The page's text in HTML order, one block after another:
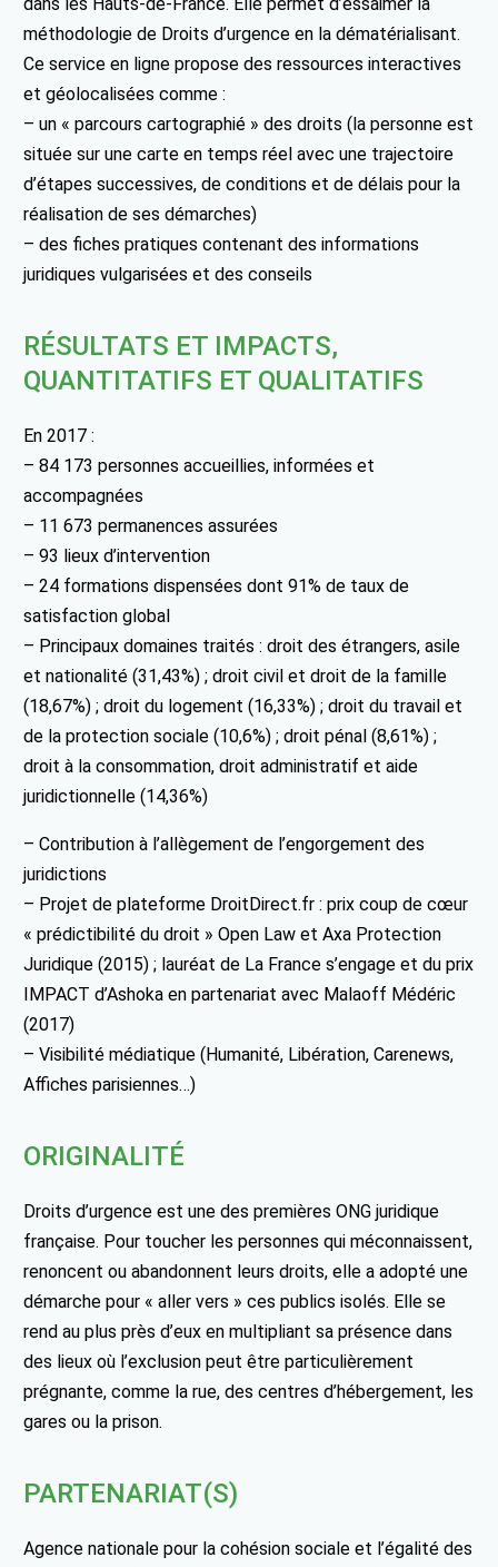
méthodologie de Droits d’urgence en la dématérialisant.
Ce service en ligne propose des ressources interactives
et géolocalisées comme :
– un « parcours cartographié » des droits (la personne est
située sur une carte en temps réel avec une trajectoire
d’étapes successives, de conditions et de délais pour la
réalisation de ses démarches)
– des fiches pratiques contenant des informations
juridiques vulgarisées et des conseils
RÉSULTATS ET IMPACTS,
QUANTITATIFS ET QUALITATIFS
En 2017 :
– 84 173 personnes accueillies, informées et
accompagnées
– 11 673 permanences assurées
– 93 lieux d’intervention
– 24 formations dispensées dont 91% de taux de
satisfaction global
– Principaux domaines traités : droit des étrangers, asile
et nationalité (31,43%) ; droit civil et droit de la famille
(18,67%) ; droit du logement (16,33%) ; droit du travail et
de la protection sociale (10,6%) ; droit pénal (8,61%) ;
droit à la consommation, droit administratif et aide
juridictionnelle (14,36%)
– Contribution à l’allègement de l’engorgement des
juridictions
– Projet de plateforme DroitDirect.fr : prix coup de cœur
« prédictibilité du droit » Open Law et Axa Protection
Juridique (2015) ; lauréat de La France s’engage et du prix
IMPACT d’Ashoka en partenariat avec Malaoff Médéric
(2017)
– Visibilité médiatique (Humanité, Libération, Carenews,
Affiches parisiennes…)
ORIGINALITÉ
Droits d’urgence est une des premières ONG juridique
française. Pour toucher les personnes qui méconnaissent,
renoncent ou abandonnent leurs droits, elle a adopté une
démarche pour « aller vers » ces publics isolés. Elle se
rend au plus près d’eux en multipliant sa présence dans
des lieux où l’exclusion peut être particulièrement
prégnante, comme la rue, des centres d’hébergement, les
gares ou la prison.
PARTENARIAT(S)
Agence nationale pour la cohésion sociale et l’égalité des